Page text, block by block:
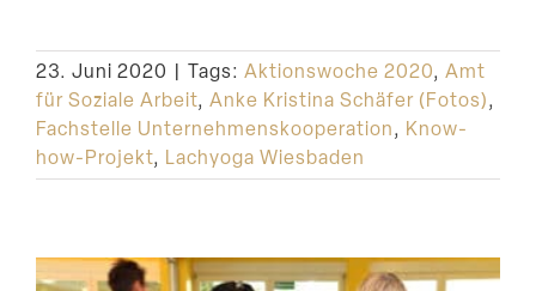
23. Juni 2020 | Tags: Aktionswoche 2020, Amt
für Soziale Arbeit, Anke Kristina Schäfer (Fotos),
Fachstelle Unternehmenskooperation, Know-
how-Projekt, Lachyoga Wiesbaden